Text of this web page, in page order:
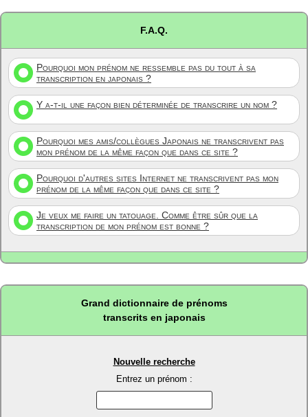
F.A.Q.
Pourquoi mon prénom ne ressemble pas du tout à sa
transcription en japonais ?
Y a-t-il une façon bien déterminée de transcrire un nom ?
Pourquoi mes amis/collègues Japonais ne transcrivent pas
mon prénom de la même façon que dans ce site ?
Pourquoi d'autres sites Internet ne transcrivent pas mon
prénom de la même façon que dans ce site ?
Je veux me faire un tatouage. Comme être sûr que la
transcription de mon prénom est bonne ?
Grand dictionnaire de prénoms
transcrits en japonais
Nouvelle recherche
Entrez un prénom :